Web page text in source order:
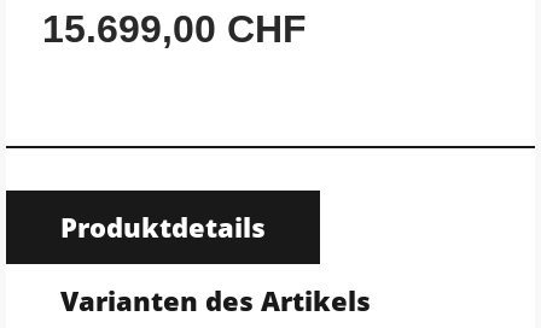
15.699,00 CHF
Produktdetails
Varianten des Artikels